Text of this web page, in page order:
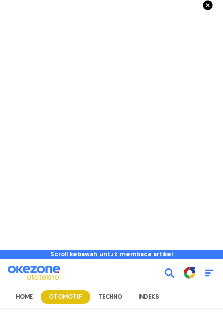
Scroll kebawah untuk membaca artikel
HOME OTOMOTIF TECHNO INDEKS